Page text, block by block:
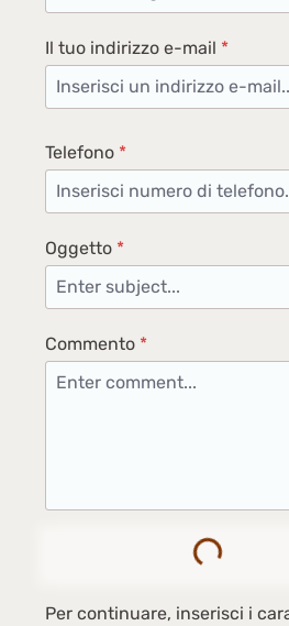
Il tuo indirizzo e-mail *
Telefono *
Oggetto *
Commento *
Loading...
Per continuare, inserisci i